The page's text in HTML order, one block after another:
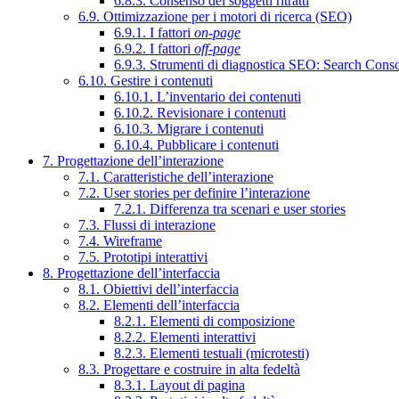
6.9. Ottimizzazione per i motori di ricerca (SEO)
6.9.1. I fattori on-page
6.9.2. I fattori off-page
6.9.3. Strumenti di diagnostica SEO: Search
6.10. Gestire i contenuti
6.10.1. L’inventario dei contenuti
6.10.2. Revisionare i contenuti
6.10.3. Migrare i contenuti
6.10.4. Pubblicare i contenuti
7. Progettazione dell’interazione
7.1. Caratteristiche dell’interazione
7.2. User stories per definire l’interazione
7.2.1. Differenza tra scenari e user stories
7.3. Flussi di interazione
7.4. Wireframe
7.5. Prototipi interattivi
8. Progettazione dell’interfaccia
8.1. Obiettivi dell’interfaccia
8.2. Elementi dell’interfaccia
8.2.1. Elementi di composizione
8.2.2. Elementi interattivi
8.2.3. Elementi testuali (microtesti)
8.3. Progettare e costruire in alta fedeltà
8.3.1. Layout di pagina